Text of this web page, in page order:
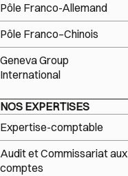
Pôle Franco-Allemand
Pôle Franco–Chinois
Geneva Group
International
NOS EXPERTISES
Expertise-comptable
Audit et Commissariat aux
comptes